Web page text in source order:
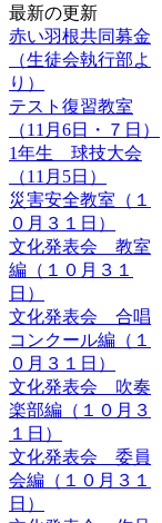
最新の更新
赤い羽根共同募金
（生徒会執行部よ
り）
テスト復習教室
（11月6日・７日）
1年生 球技大会
（11月5日）
災害安全教室（１
０月３１日）
文化発表会 教室
編（１０月３１
日）
文化発表会 合唱
コンクール編（１
０月３１日）
文化発表会 吹奏
楽部編（１０月３
１日）
文化発表会 委員
会編（１０月３１
日）